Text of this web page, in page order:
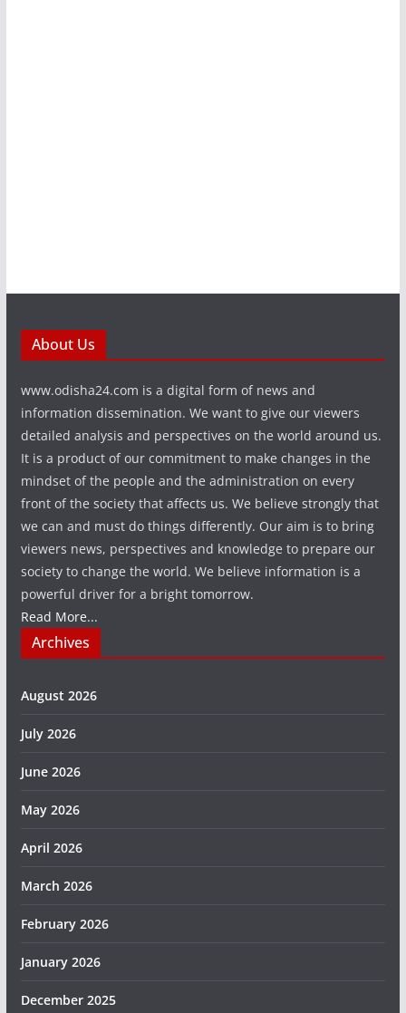
About Us
www.odisha24.com is a digital form of news and
information dissemination. We want to give our viewers
detailed analysis and perspectives on the world around us.
It is a product of our commitment to make changes in the
mindset of the people and the administration on every
front of the society that affects us. We believe strongly that
we can and must do things differently. Our aim is to bring
viewers news, perspectives and knowledge to prepare our
society to change the world. We believe information is a
powerful driver for a bright tomorrow.
Read More...
Archives
August 2026
July 2026
June 2026
May 2026
April 2026
March 2026
February 2026
January 2026
December 2025